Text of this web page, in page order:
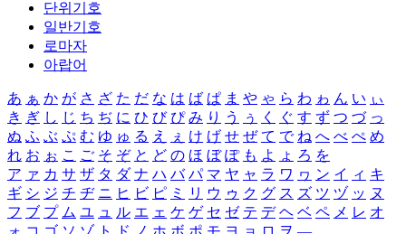
단위기호
일반기호
로마자
아랍어
あ ぁ か が さ ざ た だ な は ば ぱ ま や ゃ ら わ ゎ ん い ぃ
き ぎ し じ ち ぢ に ひ び ぴ み り う ぅ く ぐ す ず つ づ っ
ぬ ふ ぶ ぷ む ゆ ゅ る え ぇ け げ せ ぜ て で ね へ べ ぺ め
れ お ぉ こ ご そ ぞ と ど の ほ ぼ ぽ も よ ょ ろ を
ア ァ カ サ ザ タ ダ ナ ハ バ パ マ ヤ ャ ラ ワ ヮ ン イ ィ キ
ギ シ ジ チ ヂ ニ ヒ ビ ピ ミ リ ウ ゥ ク グ ス ズ ツ ヅ ッ ヌ
フ ブ プ ム ユ ュ ル エ ェ ケ ゲ セ ゼ テ デ ヘ ベ ペ メ レ オ